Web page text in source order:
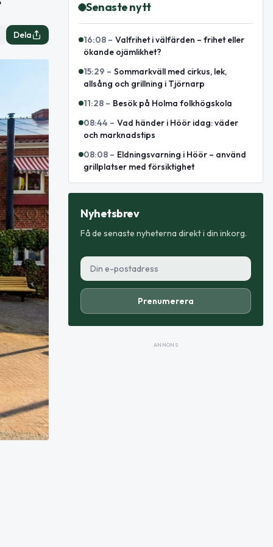
Dela
Senaste nytt
16:08 – Valfrihet i välfärden – frihet eller
ökande ojämlikhet?
15:29 – Sommarkväll med cirkus, lek,
allsång och grillning i Tjörnarp
11:28 – Besök på Holma folkhögskola
08:44 – Vad händer i Höör idag: väder
och marknadstips
08:08 – Eldningsvarning i Höör – använd
grillplatser med försiktighet
Nyhetsbrev
Få de senaste nyheterna direkt i din inkorg.
Prenumerera
ANNONS